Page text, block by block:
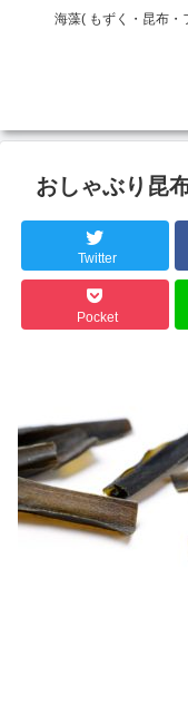
海藻( もずく・昆布・
おしゃぶり昆
Twitter
Pocket